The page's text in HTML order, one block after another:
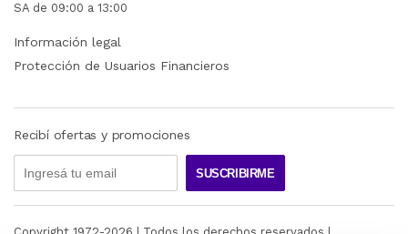
SA de 09:00 a 13:00
Información legal
Protección de Usuarios Financieros
Recibí ofertas y promociones
SUSCRIBIRME